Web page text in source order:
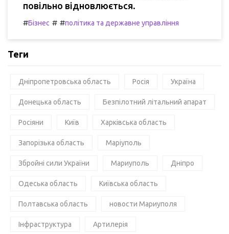
повільно відновлюється.
#Бізнес # #політика та державне управління
Теги
Дніпропетровська область Росія Україна
Донецька область Безпілотний літальний апарат
Росіяни Київ Харківська область
Запорізька область Маріуполь
Збройні сили України Мариуполь Дніпро
Одеська область Київська область
Полтавська область новости Мариуполя
Інфраструктура Артилерія